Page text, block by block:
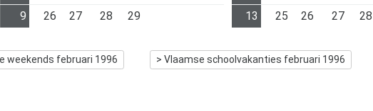
9
26 27 28 29
13
25 26 27 28
weekends februari 1996 > Vlaamse schoolvakanties februari 1996